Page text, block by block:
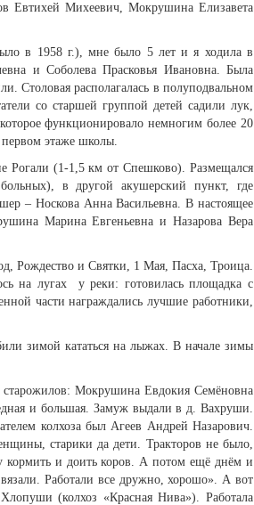
Евтихей Михеевич, Мокрушина Елизавета
в 1958 г.), мне было 5 лет и я ходила в
и Соболева Прасковья Ивановна. Была
Столовая располагалась в полуподвальном
со старшей группой детей садили лук,
функционировало немногим более 20
первом этаже школы.
Рогали (1-1,5 км от Спешково). Размещался
в другой акушерский пункт, где
– Носкова Анна Васильевна. В настоящее
Марина Евгеньевна и Назарова Вера
Рождество и Святки, 1 Мая, Пасха, Троица.
на лугах у реки: готовилась площадка с
части награждались лучшие работники,
зимой кататься на лыжах. В начале зимы
старожилов: Мокрушина Евдокия Семёновна
и большая. Замуж выдали в д. Вахруши.
колхоза был Агеев Андрей Назарович.
старики да дети. Тракторов не было,
и доить коров. А потом ещё днём и
Работали все дружно, хорошо». А вот
(колхоз «Красная Нива»). Работала